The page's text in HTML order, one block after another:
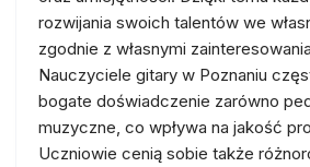
rozwijania swoich talentów we
zgodnie z własnymi
Nauczyciele gitary w Poznaniu
bogate doświadczenie zarówno
muzyczne, co wpływa na jakość
Uczniowie cenią sobie także